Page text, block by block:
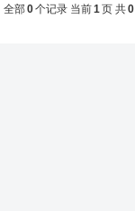
全部0个记录 当前1页 共0